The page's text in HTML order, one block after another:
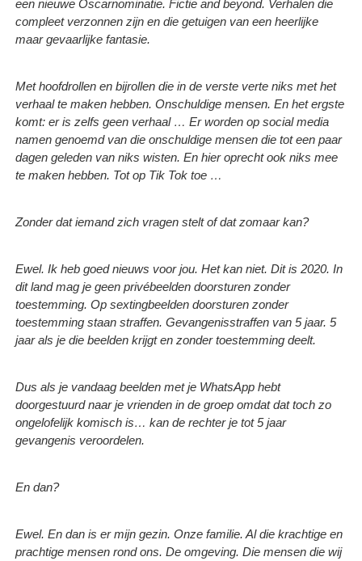
een nieuwe Oscarnominatie. Fictie and beyond. Verhalen die
compleet verzonnen zijn en die getuigen van een heerlijke
maar gevaarlijke fantasie.
Met hoofdrollen en bijrollen die in de verste verte niks met het
verhaal te maken hebben. Onschuldige mensen. En het ergste
komt: er is zelfs geen verhaal … Er worden op social media
namen genoemd van die onschuldige mensen die tot een paar
dagen geleden van niks wisten. En hier oprecht ook niks mee
te maken hebben. Tot op Tik Tok toe …
Zonder dat iemand zich vragen stelt of dat zomaar kan?
Ewel. Ik heb goed nieuws voor jou. Het kan niet. Dit is 2020. In
dit land mag je geen privébeelden doorsturen zonder
toestemming. Op sextingbeelden doorsturen zonder
toestemming staan straffen. Gevangenisstraffen van 5 jaar. 5
jaar als je die beelden krijgt en zonder toestemming deelt.
Dus als je vandaag beelden met je WhatsApp hebt
doorgestuurd naar je vrienden in de groep omdat dat toch zo
ongelofelijk komisch is… kan de rechter je tot 5 jaar
gevangenis veroordelen.
En dan?
Ewel. En dan is er mijn gezin. Onze familie. Al die krachtige en
prachtige mensen rond ons. De omgeving. Die mensen die wij